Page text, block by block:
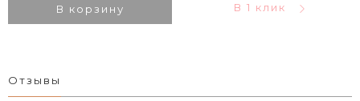
В корзину В 1 клик
Отзывы